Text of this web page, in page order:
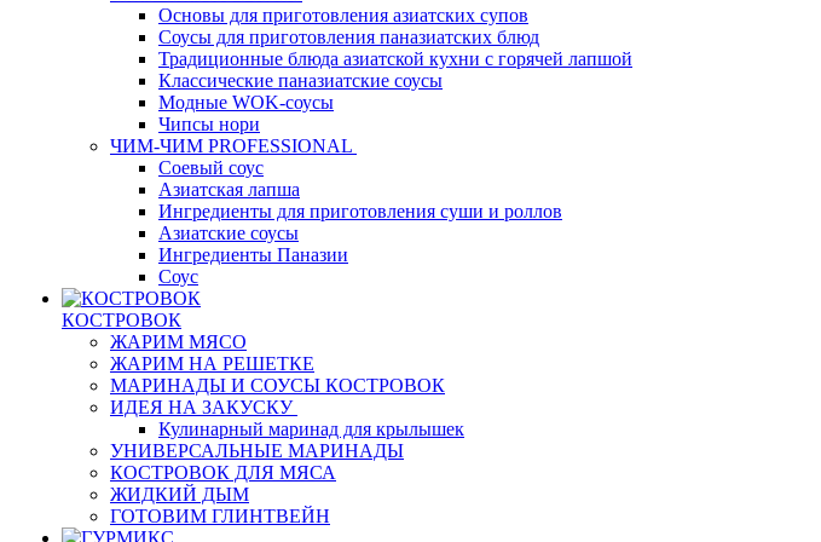
Основы для приготовления азиатских супов
Соусы для приготовления паназиатских блюд
Традиционные блюда азиатской кухни с горячей лапшой
Классические паназиатские соусы
Модные WOK-соусы
Чипсы нори
ЧИМ-ЧИМ PROFESSIONAL
Соевый соус
Азиатская лапша
Ингредиенты для приготовления суши и роллов
Азиатские соусы
Ингредиенты Паназии
Соус
КОСТРОВОК
ЖАРИМ МЯСО
ЖАРИМ НА РЕШЕТКЕ
МАРИНАДЫ И СОУСЫ КОСТРОВОК
ИДЕЯ НА ЗАКУСКУ
Кулинарный маринад для крылышек
УНИВЕРСАЛЬНЫЕ МАРИНАДЫ
КОСТРОВОК ДЛЯ МЯСА
ЖИДКИЙ ДЫМ
ГОТОВИМ ГЛИНТВЕЙН